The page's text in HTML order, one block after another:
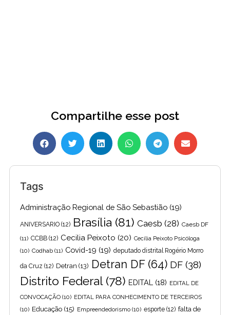
Compartilhe esse post
Tags
Administração Regional de São Sebastião (19)
ANIVERSARIO (12) Brasília (81) Caesb (28) Caesb DF
(11) CCBB (12) Cecilia Peixoto (20) Cecília Peixoto Psicóloga
(10) Codhab (11) Covid-19 (19) deputado distrital Rogério Morro
da Cruz (12) Detran (13) Detran DF(64) DF (38)
Distrito Federal(78) EDITAL (18) EDITAL DE
CONVOCAÇÃO (10) EDITAL PARA CONHECIMENTO DE TERCEIROS
(10) Educação (15) Empreendedorismo (10) esporte (12) falta de